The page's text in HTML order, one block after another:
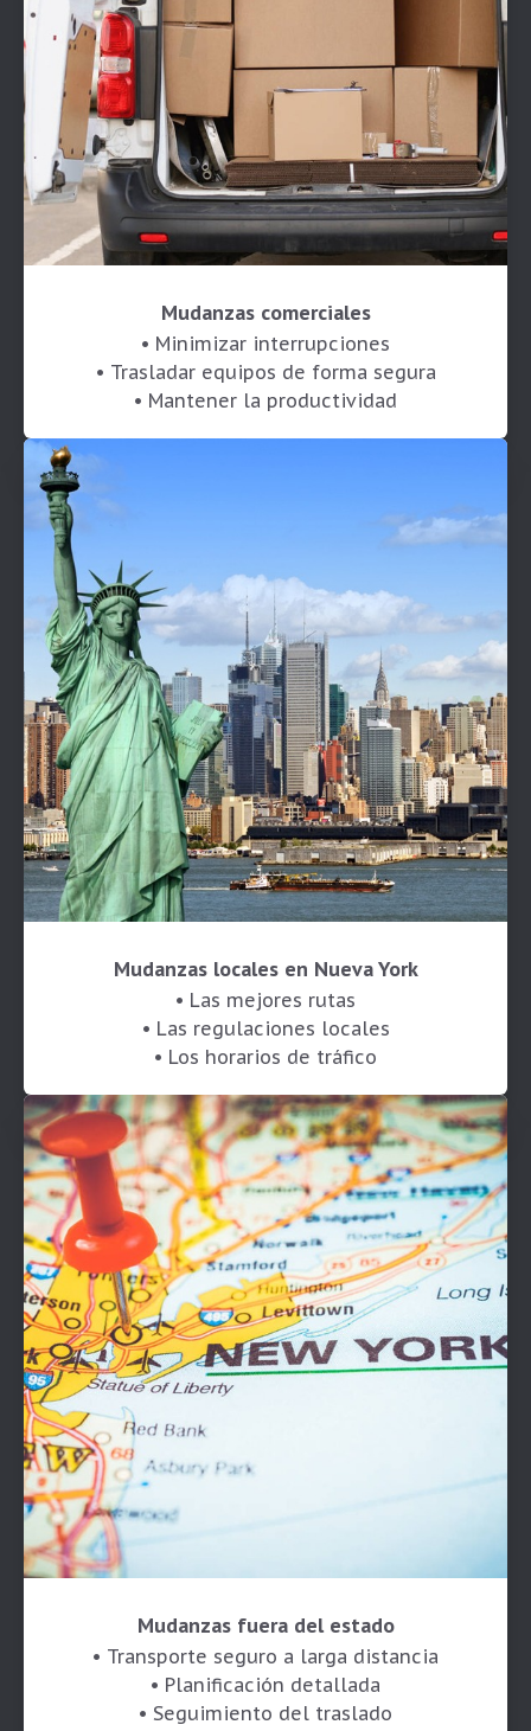
Mudanzas comerciales
• Minimizar interrupciones
• Trasladar equipos de forma segura
• Mantener la productividad
Mudanzas locales en Nueva York
• Las mejores rutas
• Las regulaciones locales
• Los horarios de tráfico
Mudanzas fuera del estado
• Transporte seguro a larga distancia
• Planificación detallada
• Seguimiento del traslado